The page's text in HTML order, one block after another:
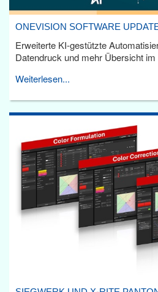
ONEVISION SOFTWARE
Erweiterte KI-gestützte
Datendruck und mehr Übersicht
Weiterlesen...